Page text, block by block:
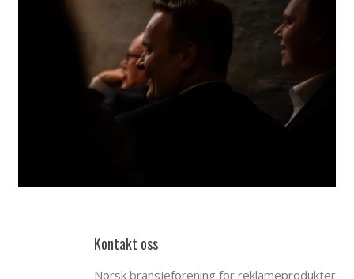
Kontakt oss
Norsk bransjeforening for reklameprodukter